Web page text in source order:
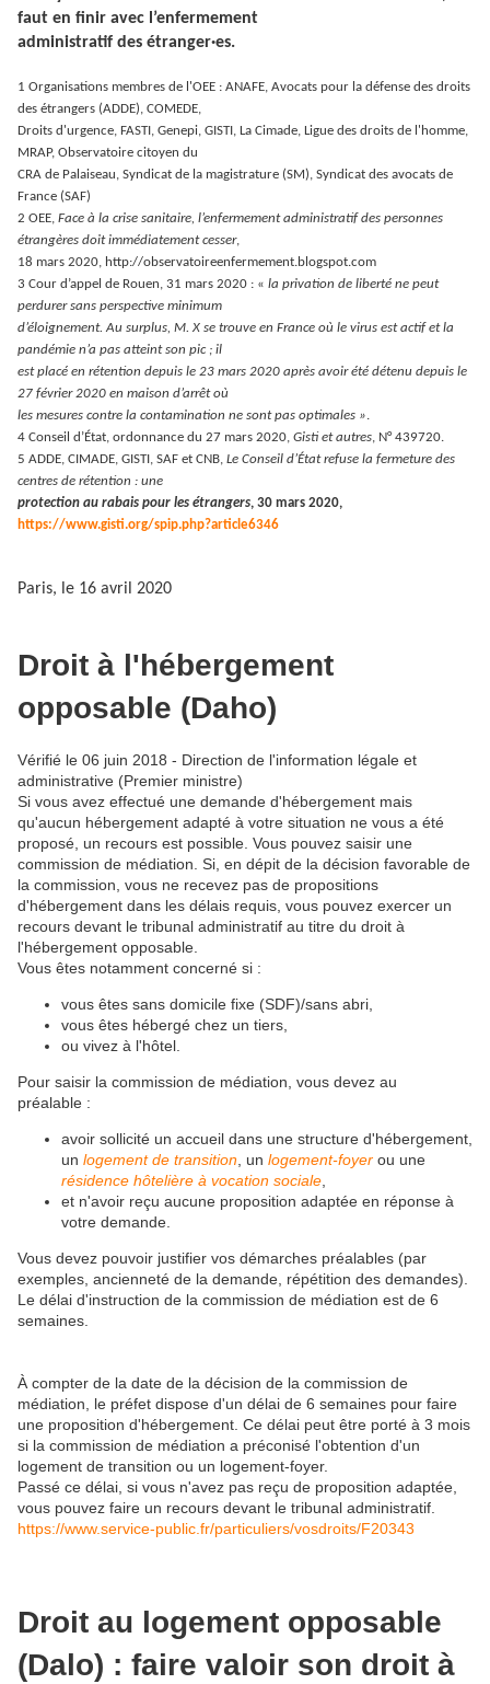
faut en finir avec l’enfermement
administratif des étranger·es.
1 Organisations membres de l'OEE : ANAFE, Avocats pour la défense des droits
des étrangers (ADDE), COMEDE,
Droits d'urgence, FASTI, Genepi, GISTI, La Cimade, Ligue des droits de l'homme,
MRAP, Observatoire citoyen du
CRA de Palaiseau, Syndicat de la magistrature (SM), Syndicat des avocats de
France (SAF)
2 OEE, Face à la crise sanitaire, l’enfermement administratif des personnes
étrangères doit immédiatement cesser,
18 mars 2020, http://observatoireenfermement.blogspot.com
3 Cour d’appel de Rouen, 31 mars 2020 : « la privation de liberté ne peut
perdurer sans perspective minimum
d’éloignement. Au surplus, M. X se trouve en France où le virus est actif et la
pandémie n’a pas atteint son pic ; il
est placé en rétention depuis le 23 mars 2020 après avoir été détenu depuis le
27 février 2020 en maison d’arrêt où
les mesures contre la contamination ne sont pas optimales ».
4 Conseil d’État, ordonnance du 27 mars 2020, Gisti et autres, N° 439720.
5 ADDE, CIMADE, GISTI, SAF et CNB, Le Conseil d’État refuse la fermeture des
centres de rétention : une
protection au rabais pour les étrangers, 30 mars 2020,
https://www.gisti.org/spip.php?article6346
Paris, le 16 avril 2020
Droit à l'hébergement
opposable (Daho)
Vérifié le 06 juin 2018 - Direction de l'information légale et
administrative (Premier ministre)
Si vous avez effectué une demande d'hébergement mais
qu'aucun hébergement adapté à votre situation ne vous a été
proposé, un recours est possible. Vous pouvez saisir une
commission de médiation. Si, en dépit de la décision favorable de
la commission, vous ne recevez pas de propositions
d'hébergement dans les délais requis, vous pouvez exercer un
recours devant le tribunal administratif au titre du droit à
l'hébergement opposable.
Vous êtes notamment concerné si :
vous êtes sans domicile fixe (SDF)/sans abri,
vous êtes hébergé chez un tiers,
ou vivez à l'hôtel.
Pour saisir la commission de médiation, vous devez au
préalable :
avoir sollicité un accueil dans une structure d'hébergement,
un logement de transition , un logement-foyer ou une
résidence hôtelière à vocation sociale
et n'avoir reçu aucune proposition adaptée en réponse à
votre demande.
Vous devez pouvoir justifier vos démarches préalables (par
exemples, ancienneté de la demande, répétition des demandes).
Le délai d'instruction de la commission de médiation est de 6
semaines.
À compter de la date de la décision de la commission de
médiation, le préfet dispose d'un délai de 6 semaines pour faire
une proposition d'hébergement. Ce délai peut être porté à 3 mois
si la commission de médiation a préconisé l'obtention d'un
logement de transition ou un logement-foyer.
Passé ce délai, si vous n'avez pas reçu de proposition adaptée,
vous pouvez faire un recours devant le tribunal administratif.
https://www.service-public.fr/particuliers/vosdroits/F20343
Droit au logement opposable
(Dalo) : faire valoir son droit à